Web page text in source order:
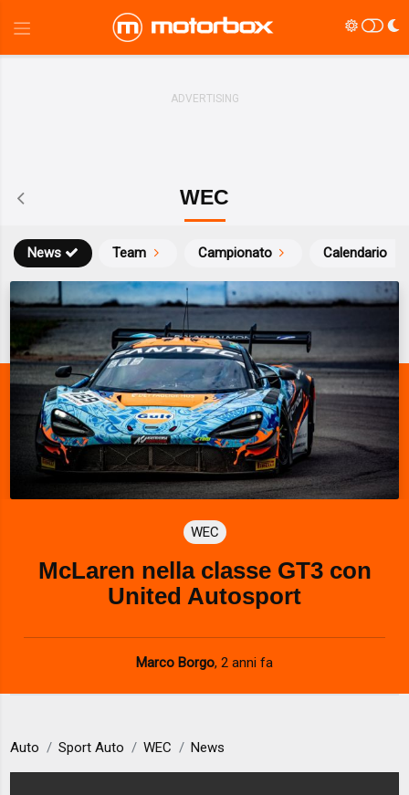
WEC
News Team Campionato Calendario
WEC
McLaren nella classe GT3 con
United Autosport
Marco Borgo, 2 anni fa
Auto Sport Auto WEC News